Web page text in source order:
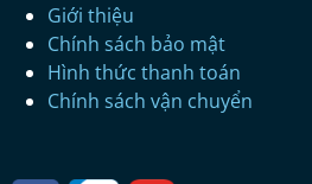
Giới thiệu
Chính sách bảo mật
Hình thức thanh toán
Chính sách vận chuyển